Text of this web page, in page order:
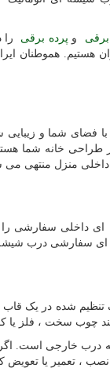
و پرده برقی را
فضای شما و
طراحی خانه شما
منزل منتهی می
ای داخلی سفارشی
سفارشی درب شیشه
شده در یک قاب ،
چوب سخت ، فلز یا
درب خارجی است.
، تعمیر یا تعویض